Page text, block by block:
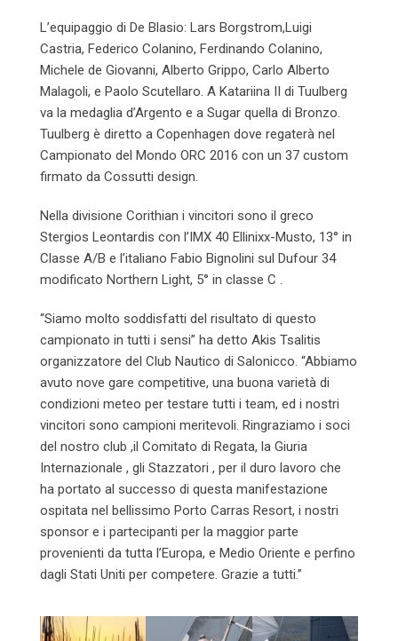
L’equipaggio di De Blasio: Lars Borgstrom,Luigi
Castria, Federico Colanino, Ferdinando Colanino,
Michele de Giovanni, Alberto Grippo, Carlo Alberto
Malagoli, e Paolo Scutellaro. A Katariina II di Tuulberg
va la medaglia d’Argento e a Sugar quella di Bronzo.
Tuulberg è diretto a Copenhagen dove regaterà nel
Campionato del Mondo ORC 2016 con un 37 custom
firmato da Cossutti design.
Nella divisione Corithian i vincitori sono il greco
Stergios Leontardis con l’IMX 40 Ellinixx-Musto, 13° in
Classe A/B e l’italiano Fabio Bignolini sul Dufour 34
modificato Northern Light, 5° in classe C .
“Siamo molto soddisfatti del risultato di questo
campionato in tutti i sensi” ha detto Akis Tsalitis
organizzatore del Club Nautico di Salonicco. “Abbiamo
avuto nove gare competitive, una buona varietà di
condizioni meteo per testare tutti i team, ed i nostri
vincitori sono campioni meritevoli. Ringraziamo i soci
del nostro club ,il Comitato di Regata, la Giuria
Internazionale , gli Stazzatori , per il duro lavoro che
ha portato al successo di questa manifestazione
ospitata nel bellissimo Porto Carras Resort, i nostri
sponsor e i partecipanti per la maggior parte
provenienti da tutta l’Europa, e Medio Oriente e perfino
dagli Stati Uniti per competere. Grazie a tutti.”